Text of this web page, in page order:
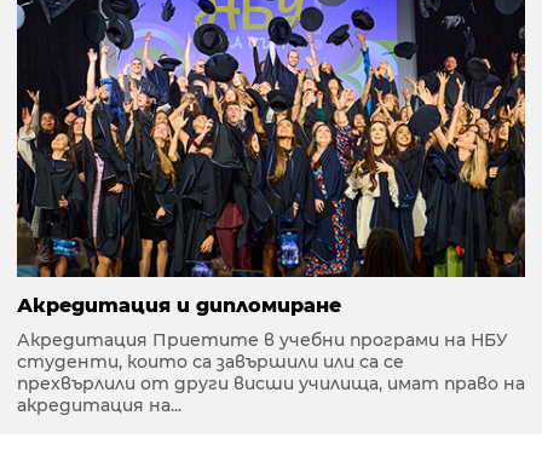
Акредитация и дипломиране
Акредитация Приетите в учебни програми на НБУ
студенти, които са завършили или са се
прехвърлили от други висши училища, имат право на
акредитация на...